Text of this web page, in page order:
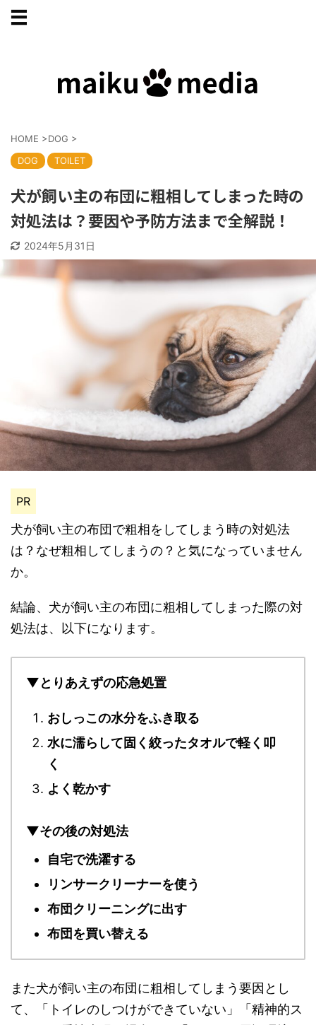
HOME >DOG >
DOG
TOILET
犬が飼い主の布団に粗相してしまった時の
対処法は？要因や予防方法まで全解説！
2024年5月31日
PR
犬が飼い主の布団で粗相をしてしまう時の対処法
は？なぜ粗相してしまうの？と気になっていません
か。
結論、犬が飼い主の布団に粗相してしまった際の対
処法は、以下になります。
▼とりあえずの応急処置
おしっこの水分をふき取る
水に濡らして固く絞ったタオルで軽く叩
く
よく乾かす
▼その後の対処法
自宅で洗濯する
リンサークリーナーを使う
布団クリーニングに出す
布団を買い替える
また犬が飼い主の布団に粗相してしまう要因とし
て、「トイレのしつけができていない」「精神的ス